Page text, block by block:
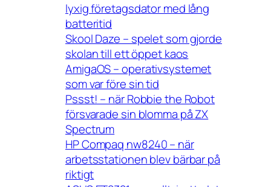
lyxig företagsdator med lång
batteritid
Skool Daze – spelet som gjorde
skolan till ett öppet kaos
AmigaOS – operativsystemet
som var före sin tid
Pssst! – när Robbie the Robot
försvarade sin blomma på ZX
Spectrum
HP Compaq nw8240 – när
arbetsstationen blev bärbar på
riktigt